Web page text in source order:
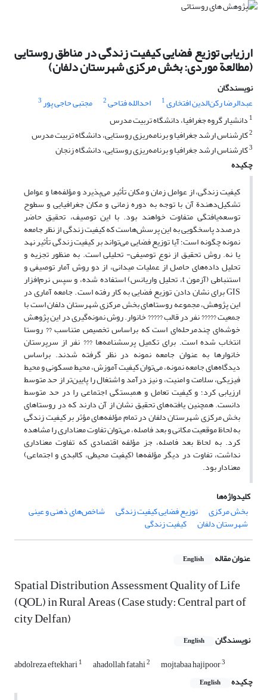
ارزیابی توزیع فضایی کیفیت زندگی در مناطق روستایی
(مطالعة موردی: بخش مرکزی شهرستان دلفان)
نویسندگان
عبدالرضا رکن‌الدین افتخاری1 احدالله فتاحی2 مجتبی حاجی پور3
1 دانشیار گروه جغرافیا، دانشگاه تربیت مدرس
2کارشناس ارشد جغرافیا و برنامه‌ریزی روستایی، دانشگاه تربیت مدرس
3کارشناس ارشد جغرافیا و برنامه‌ریزی روستایی، دانشگاه زنجان
چکیده
کیفیت زندگی، از عوامل زمان و مکان تأثیر می‌پذیرد و مؤلفه‌ها و عوامل
تشکیل‌دهندة آن با توجه به دوره زمانی و مکان جغرافیایی و سطوح
توسعه‌یافتگی متفاوت خواهند بود. با این توصیف، تحقیق حاضر
درصدد پاسخگویی به این پرسش‌هاست که کیفیت زندگی از نظر جامعه
نمونه چگونه است؛ آیا توزیع فضایی می‌تواند بر کیفیت زندگی تأثیر نهد
یا نه. روش تحقیق از نوع توصیفی- تحلیلی است. به منظور تجزیه و
تحلیل داده‌های حاصل از عملیات میدانی، از دو روش آمار توصیفی و
استنباطی (آزمون ‌t، تحلیل واریانس) استفاده شده، و سپس نرم‌افزار
GIS برای نشان دادن توزیع فضایی به کار رفته است. جامعه آماری در
این پژوهش، مجموعه روستاهای بخش مرکزی شهرستان دلفان است با
جمعیت ????? نفر در قالب ????? خانوار. روش نمونه‌گیری در این پژوهش
خوشه‌ای چندمرحله‌ای است که براساس تخصیص متناسب ?? روستا
انتخاب شده است. برای تکمیل پرسشنامه‌ها ??? نفر از سرپرستان
خانوارها به عنوان جامعه نمونه در نظر گرفته شدند. براساس
دیدگاه‌های جامعه نمونه، می‌توان کیفیت آموزش، محیط مسکونی و محیط
فیزیکی، سلامت و امنیت، و نیز درآمد و اشتغال را پایین‌تر از حد متوسط
ارزیابی کرد؛ و کیفیت تعامل و همبستگی اجتماعی را در حد متوسط
دانست. همچنین یافته‌های تحقیق نشان از آن دارند که در روستاهای
بخش مرکزی شهرستان دلفان در تمام مؤلفه‌های مؤثر بر کیفیت زندگی
به لحاظ موقعیت مکانی و بعد فاصله، می‌توان تفاوت معناداری را مشاهده
کرد. به لحاظ بعد فاصله، جز مؤلفه اقتصادی که تفاوت معناداری
نداشت، تفاوت در دیگر مؤلفه‌ها (کیفیت محیطی، کالبدی و اجتماعی)
معنادار بود.
کلیدواژه‌ها
بخش مرکزی
توزیع فضایی کیفیت زندگی شاخص‌های ذهنی و عینی
شهرستان دلفان کیفیت زندگی
عنوان مقاله English
Spatial Distribution Assessment Quality of Life
(QOL) in Rural Areas (Case study: Central part of
city Delfan)
نویسندگان English
abdolreza eftekhari1 ahadollah fatahi2 mojtabaa hajipoor3
چکیده English